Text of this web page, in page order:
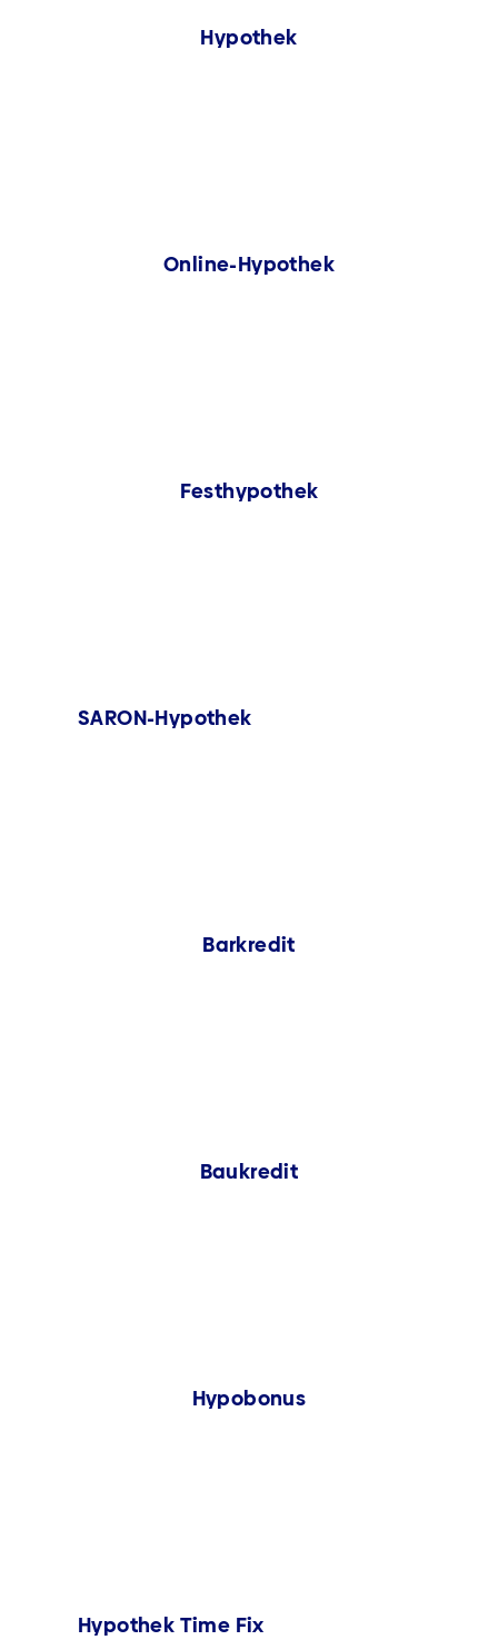
Hypothek
Online-Hypothek
Festhypothek
SARON-Hypothek
Barkredit
Baukredit
Hypobonus
Hypothek Time Fix